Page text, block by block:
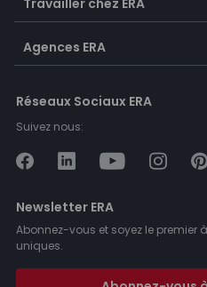
Travailler chez ERA
Agences ERA
Réseaux Sociaux ERA
Suivez nous:
Newsletter ERA
Abonnez-vous et soyez le premier
uniques.